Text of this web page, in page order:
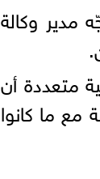
مدير وكالة
متعددة أن
مع ما كانوا